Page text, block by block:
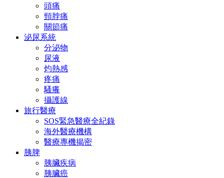
頭痛
頸脖痛
關節痛
泌尿系統
分泌物
尿液
灼熱感
疼痛
騷癢
攝護線
旅行醫療
SOS緊急醫療全紀錄
海外醫療機構
醫療專機揭密
胰脾
胰臟疾病
胰臟癌